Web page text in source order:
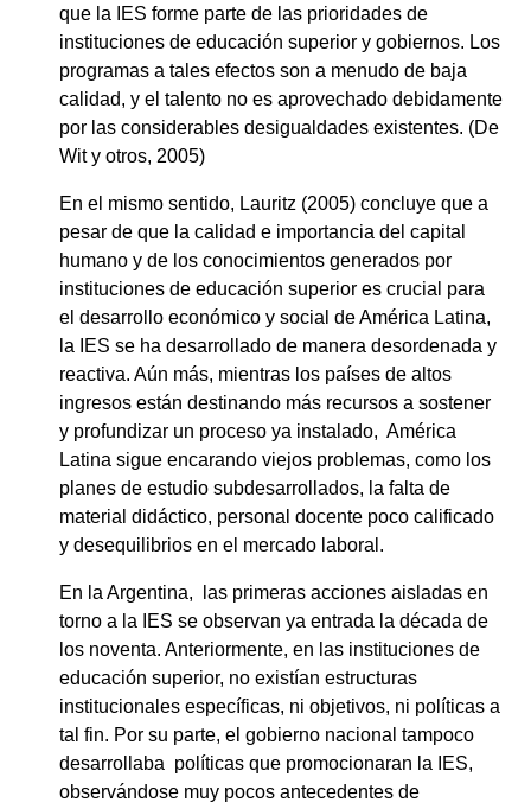
que la IES forme parte de las prioridades de
instituciones de educación superior y gobiernos. Los
programas a tales efectos son a menudo de baja
calidad, y el talento no es aprovechado debidamente
por las considerables desigualdades existentes. (De
Wit y otros, 2005)
En el mismo sentido, Lauritz (2005) concluye que a
pesar de que la calidad e importancia del capital
humano y de los conocimientos generados por
instituciones de educación superior es crucial para
el desarrollo económico y social de América Latina,
la IES se ha desarrollado de manera desordenada y
reactiva. Aún más, mientras los países de altos
ingresos están destinando más recursos a sostener
y profundizar un proceso ya instalado, América
Latina sigue encarando viejos problemas, como los
planes de estudio subdesarrollados, la falta de
material didáctico, personal docente poco calificado
y desequilibrios en el mercado laboral.
En la Argentina, las primeras acciones aisladas en
torno a la IES se observan ya entrada la década de
los noventa. Anteriormente, en las instituciones de
educación superior, no existían estructuras
institucionales específicas, ni objetivos, ni políticas a
tal fin. Por su parte, el gobierno nacional tampoco
desarrollaba políticas que promocionaran la IES,
observándose muy pocos antecedentes de